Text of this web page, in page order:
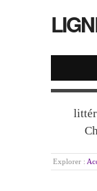
Explorer :